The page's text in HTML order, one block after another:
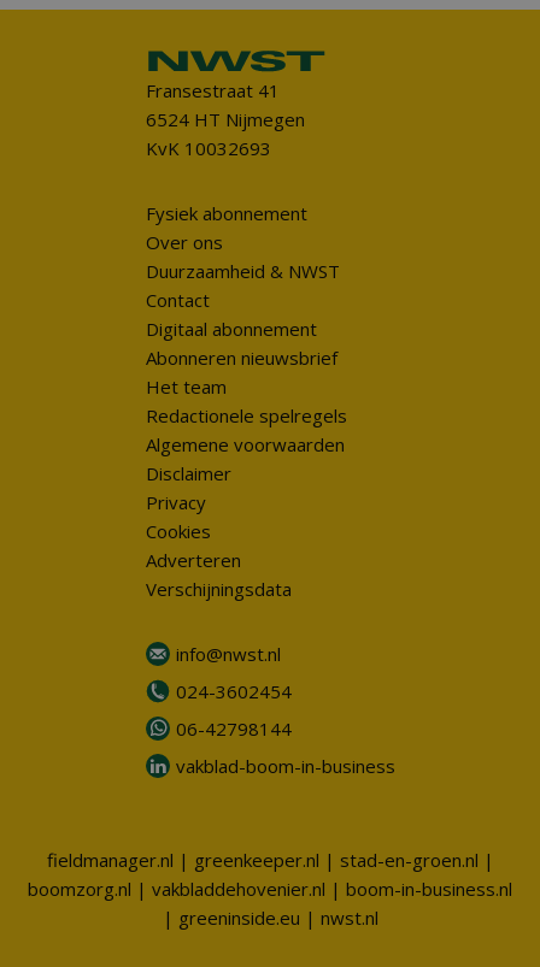
Fransestraat 41
6524 HT Nijmegen
KvK 10032693
Fysiek abonnement
Over ons
Duurzaamheid & NWST
Contact
Digitaal abonnement
Abonneren nieuwsbrief
Het team
Redactionele spelregels
Algemene voorwaarden
Disclaimer
Privacy
Cookies
Adverteren
Verschijningsdata
info@nwst.nl
024-3602454
06-42798144
vakblad-boom-in-business
fieldmanager.nl | greenkeeper.nl | stad-en-groen.nl |
boomzorg.nl | vakbladdehovenier.nl | boom-in-business.nl
| greeninside.eu | nwst.nl